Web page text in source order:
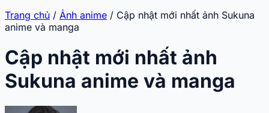
Trang chủ / Ảnh anime / Cập nhật mới nhất ảnh Sukuna
anime và manga
Cập nhật mới nhất ảnh
Sukuna anime và manga